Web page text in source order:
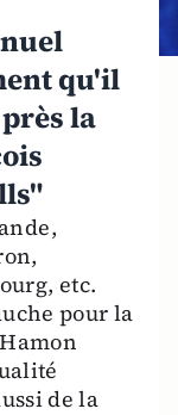
qu'il
la
etc.
pour la
de la